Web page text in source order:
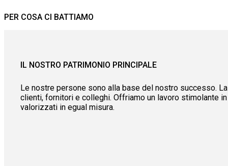
PER COSA CI BATTIAMO
IL NOSTRO PATRIMONIO PRINCIPALE
Le nostre persone sono alla base del nostro successo.
clienti, fornitori e colleghi. Offriamo un lavoro stimolante
valorizzati in egual misura.